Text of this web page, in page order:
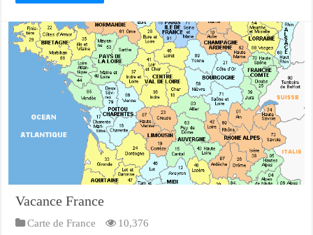
Vacance France
Carte de France 10,376